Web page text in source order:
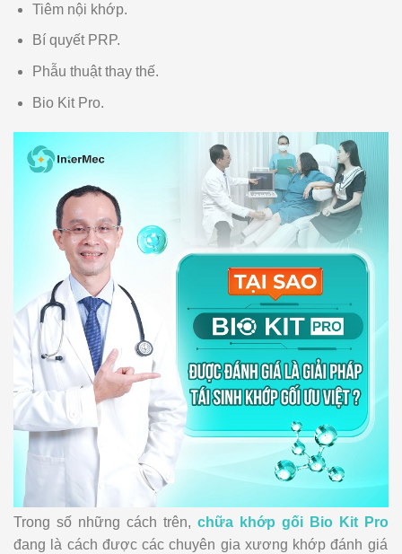
Tiêm nội khớp.
Bí quyết PRP.
Phẫu thuật thay thế.
Bio Kit Pro.
Trong số những cách trên, chữa khớp gối Bio Kit Pro
đang là cách được các chuyên gia xương khớp đánh giá